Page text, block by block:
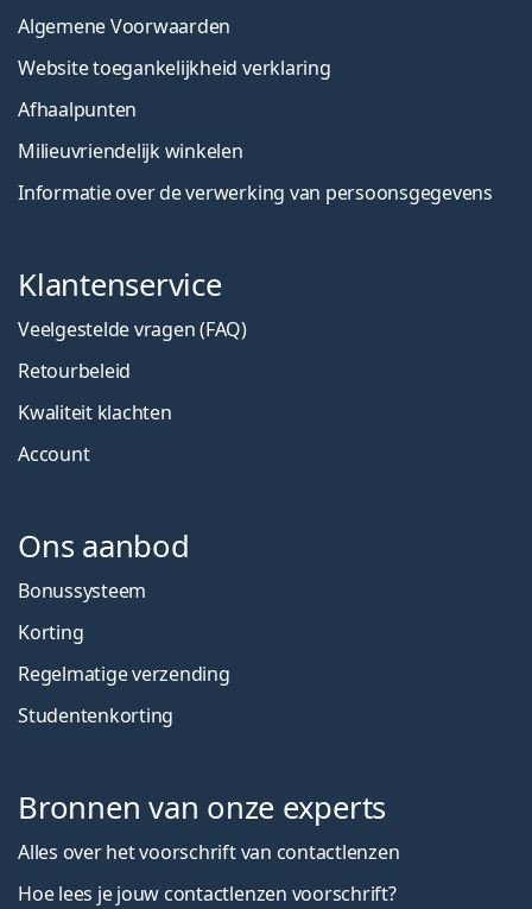
Algemene Voorwaarden
Website toegankelijkheid verklaring
Afhaalpunten
Milieuvriendelijk winkelen
Informatie over de verwerking van persoonsgegevens
Klantenservice
Veelgestelde vragen (FAQ)
Retourbeleid
Kwaliteit klachten
Account
Ons aanbod
Bonussysteem
Korting
Regelmatige verzending
Studentenkorting
Bronnen van onze experts
Alles over het voorschrift van contactlenzen
Hoe lees je jouw contactlenzen voorschrift?